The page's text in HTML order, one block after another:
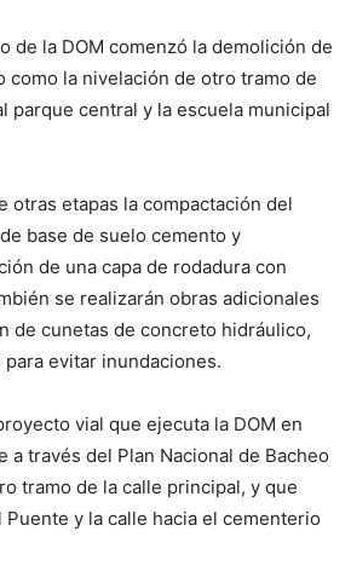
de la DOM comenzó la demolición de
como la nivelación de otro tramo de
parque central y la escuela municipal
otras etapas la compactación del
base de suelo cemento y
de una capa de rodadura con
se realizarán obras adicionales
de cunetas de concreto hidráulico,
evitar inundaciones.
vial que ejecuta la DOM en
a través del Plan Nacional de Bacheo
tramo de la calle principal, y que
Puente y la calle hacia el cementerio